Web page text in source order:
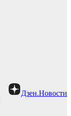
Дзен.Новости